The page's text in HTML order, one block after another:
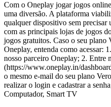
Com o Oneplay jogar jogos
uma diversão. A plataforma
qualquer dispositivo sem precisar
com as principais lojas de jogos
jogos gratuitos. Caso o seu plano
Oneplay, entenda como acessar:
nosso parceiro Oneplay; 2. Entre
(https://www.oneplay.in/
o mesmo e-mail do seu plano
realizar o login e cadastrar a
Computador, Smart TV